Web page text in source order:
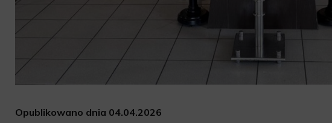
Opublikowano dnia 04.04.2026